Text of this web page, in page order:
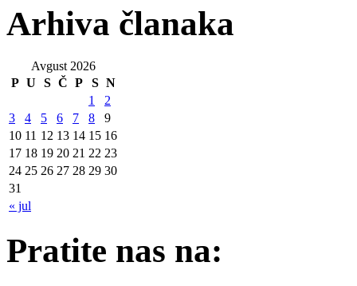
Arhiva članaka
Avgust 2026
P U S Č P S N
« jul
1
2
3
4 5 6 7 8
9
10 11 12 13 14 15 16
17 18 19 20 21 22 23
24 25 26 27 28 29 30
31
Pratite nas na: